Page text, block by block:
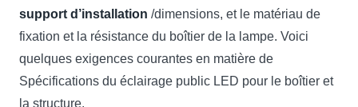
support d’installation /dimensions, et le matériau de
fixation et la résistance du boîtier de la lampe. Voici
quelques exigences courantes en matière de
Spécifications du éclairage public LED pour le boîtier et
la structure.